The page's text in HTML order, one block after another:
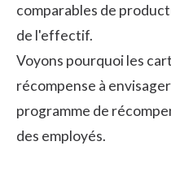
comparables de
de l'effectif.
Voyons pourquoi les
récompense à
programme de
des employés.